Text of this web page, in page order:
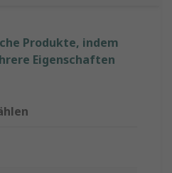
Produkte, indem
Eigenschaften